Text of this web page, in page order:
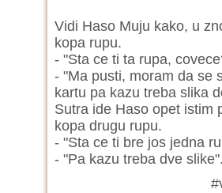
Vidi Haso Muju kako, u
kopa rupu.
- "Sta ce ti ta rupa,
- "Ma pusti, moram da se
kartu pa kazu treba slika
Sutra ide Haso opet istim
kopa drugu rupu.
- "Sta ce ti bre jos jedna
- "Pa kazu treba dve slike".